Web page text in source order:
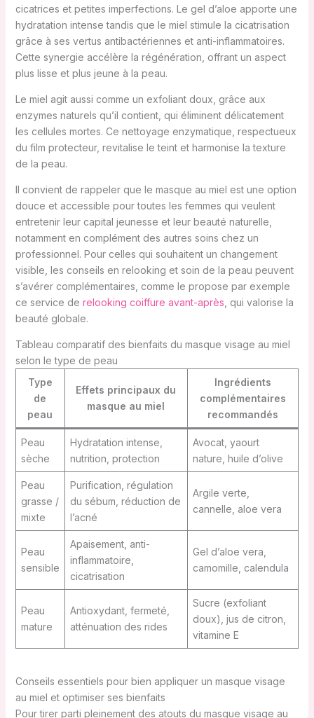
cicatrices et petites imperfections. Le gel d’aloe apporte une
hydratation intense tandis que le miel stimule la cicatrisation
grâce à ses vertus antibactériennes et anti-inflammatoires.
Cette synergie accélère la régénération, offrant un aspect
plus lisse et plus jeune à la peau.
Le miel agit aussi comme un exfoliant doux, grâce aux
enzymes naturels qu’il contient, qui éliminent délicatement
les cellules mortes. Ce nettoyage enzymatique, respectueux
du film protecteur, revitalise le teint et harmonise la texture
de la peau.
Il convient de rappeler que le masque au miel est une option
douce et accessible pour toutes les femmes qui veulent
entretenir leur capital jeunesse et leur beauté naturelle,
notamment en complément des autres soins chez un
professionnel. Pour celles qui souhaitent un changement
visible, les conseils en relooking et soin de la peau peuvent
s’avérer complémentaires, comme le propose par exemple
ce service de relooking coiffure avant-après , qui valorise la
beauté globale.
Tableau comparatif des bienfaits du masque visage au miel
selon le type de peau
Type
de
peau
Effets principaux du
masque au miel
Ingrédients
complémentaires
recommandés
Peau
sèche
Hydratation intense,
nutrition, protection
Avocat, yaourt
nature, huile d’olive
Peau
grasse /
mixte
Purification, régulation
du sébum, réduction de
l’acné
Argile verte,
cannelle, aloe vera
Peau
sensible
Apaisement, anti-
inflammatoire,
cicatrisation
Gel d’aloe vera,
camomille, calendula
Peau
mature
Antioxydant, fermeté,
atténuation des rides
Sucre (exfoliant
doux), jus de citron,
vitamine E
Conseils essentiels pour bien appliquer un masque visage
au miel et optimiser ses bienfaits
Pour tirer parti pleinement des atouts du masque visage au